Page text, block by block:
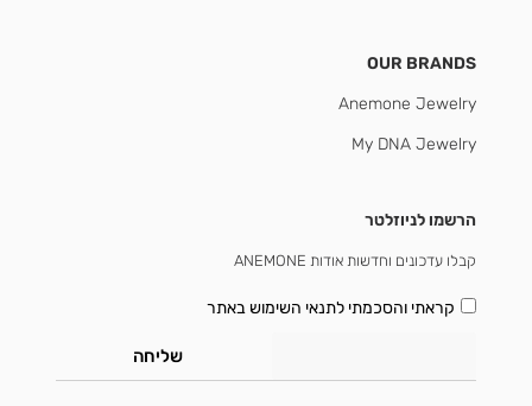
OUR BRANDS
Anemone Jewelry
My DNA Jewelry
הרשמו לניוזלטר
קבלו עדכונים וחדשות אודות ANEMONE
קראתי והסכמתילתנאי השימוש באתר
שליחה